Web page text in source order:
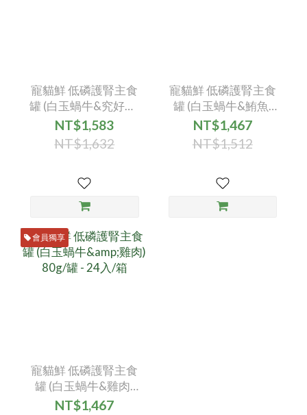
寵貓鮮 低磷護腎主食
罐 (白玉蝸牛&究好豬)
80g/罐 - 24入/箱
NT$1,583
NT$1,632
寵貓鮮 低磷護腎主食
罐 (白玉蝸牛&鮪魚)
80g/罐 - 24入/箱
NT$1,467
NT$1,512
會員獨享
寵貓鮮 低磷護腎主食
罐 (白玉蝸牛&雞肉)
80g/罐 - 24入/箱
NT$1,467